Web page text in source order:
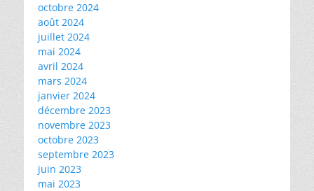
octobre 2024
août 2024
juillet 2024
mai 2024
avril 2024
mars 2024
janvier 2024
décembre 2023
novembre 2023
octobre 2023
septembre 2023
juin 2023
mai 2023